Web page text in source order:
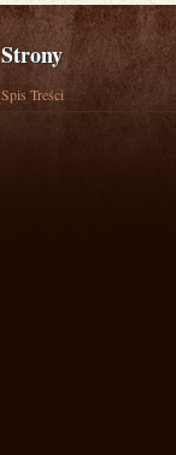
Strony
Spis Treści